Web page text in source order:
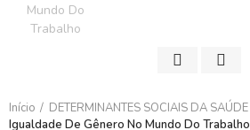
Início DETERMINANTES SOCIAIS DA SAÚDE
Igualdade De Gênero No Mundo Do Trabalho